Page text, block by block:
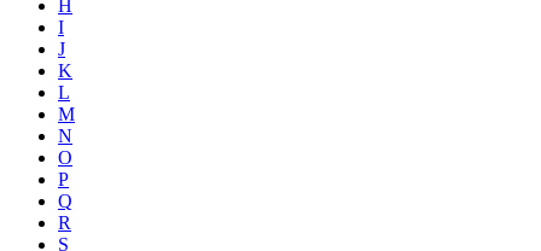
H
I
J
K
L
M
N
O
P
Q
R
S